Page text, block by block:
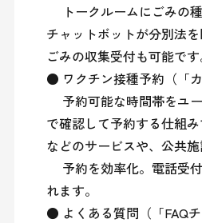
トークルームにごみの種
チャットボットが分別法
ごみの収集受付も可能です
● ワクチン接種予約（「カ
予約可能な時間帯をユ
で確認して予約する仕組
などのサービスや、公共
予約を効率化。電話受
れます。
● よくある質問（「FAQチ